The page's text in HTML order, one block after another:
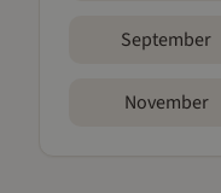
September
November